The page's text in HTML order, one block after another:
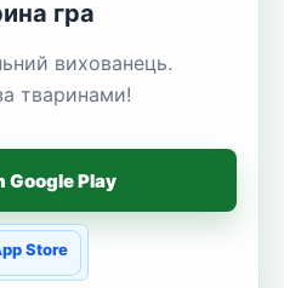
гра
вихованець.
тваринами!
Google Play
Store